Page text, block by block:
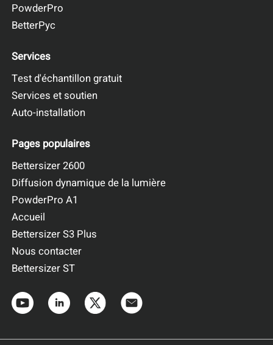
PowderPro
BetterPyc
Services
Test d'échantillon gratuit
Services et soutien
Auto-installation
Pages populaires
Bettersizer 2600
Diffusion dynamique de la lumière
PowderPro A1
Accueil
Bettersizer S3 Plus
Nous contacter
Bettersizer ST